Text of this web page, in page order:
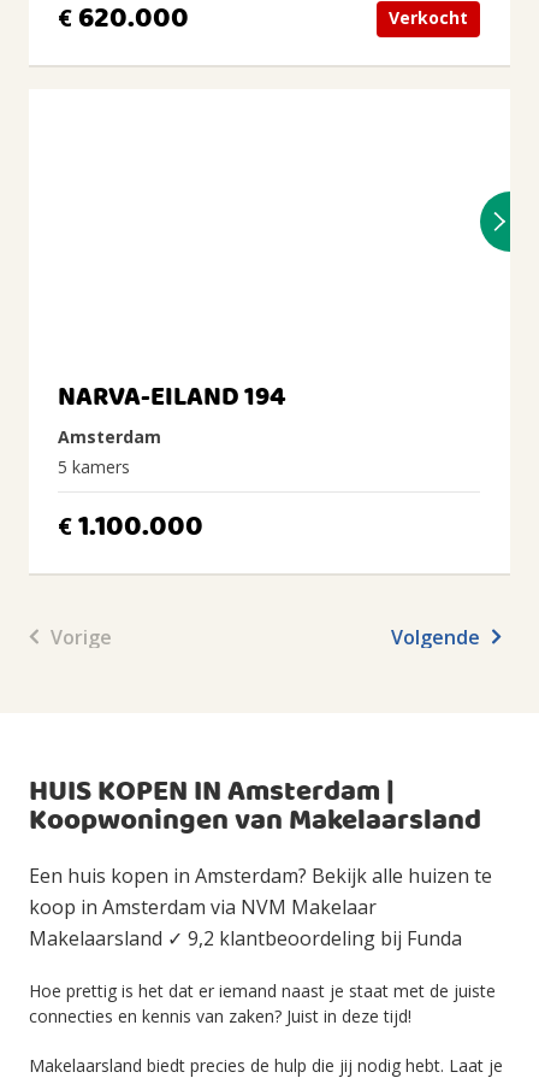
€620.000 Verkocht
NARVA-EILAND 194
Amsterdam
5 kamers
€1.100.000
Vorige Volgende
HUIS KOPEN IN Amsterdam |
Koopwoningen van Makelaarsland
Een huis kopen in Amsterdam? Bekijk alle huizen te
koop in Amsterdam via NVM Makelaar
Makelaarsland ✓ 9,2 klantbeoordeling bij Funda
Hoe prettig is het dat er iemand naast je staat met de juiste
connecties en kennis van zaken? Juist in deze tijd!
Makelaarsland biedt precies de hulp die jij nodig hebt. Laat je